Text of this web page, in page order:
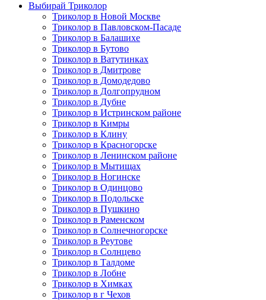
Выбирай Триколор
Триколор в Новой Москве
Триколор в Павловском-Пасаде
Триколор в Балашихе
Триколор в Бутово
Триколор в Ватутинках
Триколор в Дмитрове
Триколор в Домодедово
Триколор в Долгопрудном
Триколор в Дубне
Триколор в Истринском районе
Триколор в Кимры
Триколор в Клину
Триколор в Красногорске
Триколор в Ленинском районе
Триколор в Мытищах
Триколор в Ногинске
Триколор в Одинцово
Триколор в Подольске
Триколор в Пушкино
Триколор в Раменском
Триколор в Солнечногорске
Триколор в Реутове
Триколор в Солнцево
Триколор в Талдоме
Триколор в Лобне
Триколор в Химках
Триколор в г Чехов